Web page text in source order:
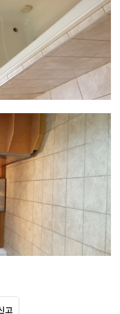
고